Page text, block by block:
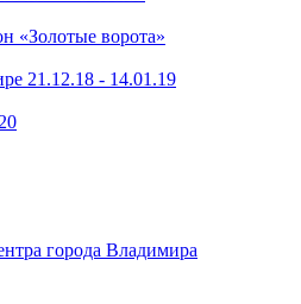
«Золотые ворота»
21.12.18 - 14.01.19
города Владимира